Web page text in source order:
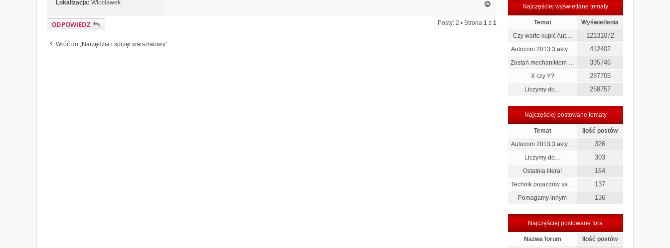
Lokalizacja: Włocławek
g
ó
ODPOWIEDZ Posty: 2 • Strona 1z 1
Wróć do „Narzędzia i sprzęt warsztatowy”
Najczęściej wyświetlane tematy
Temat
Wyświetlenia
Czy warto kupić Aut…
12131072
Autocom 2013.3 akty… 412402
Zostań mechanikiem … 335746
X czy Y? 287705
Liczymy do.... 258757
Najczęściej postowane tematy
Temat
Ilość postów
Autocom 2013.3 akty…
326
Liczymy do.... 303
Ostatnia litera! 164
Technik pojazdów sa… 137
Pomagamy innym 136
Najczęściej postowane fora
Nazwa forum
Ilość postów